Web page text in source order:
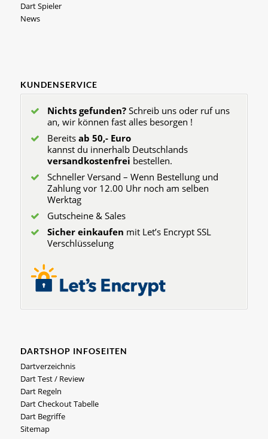
Dart Spieler
News
KUNDENSERVICE
Nichts gefunden?Schreib uns oder ruf uns
an, wir können fast alles besorgen !
Bereits ab 50,- Euro
kannst du innerhalb Deutschlands
versandkostenfrei bestellen.
Schneller Versand – Wenn Bestellung und
Zahlung vor 12.00 Uhr noch am selben
Werktag
Gutscheine & Sales
Sicher einkaufen mit Let’s Encrypt SSL
Verschlüsselung
DARTSHOP INFOSEITEN
Dartverzeichnis
Dart Test / Review
Dart Regeln
Dart Checkout Tabelle
Dart Begriffe
Sitemap